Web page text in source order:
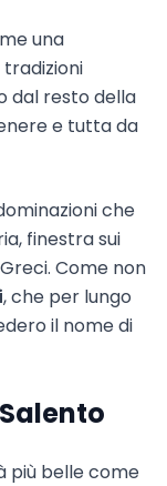
una
dal resto della
e tutta da
che
finestra sui
Come non
, che per lungo
il nome di
più belle come